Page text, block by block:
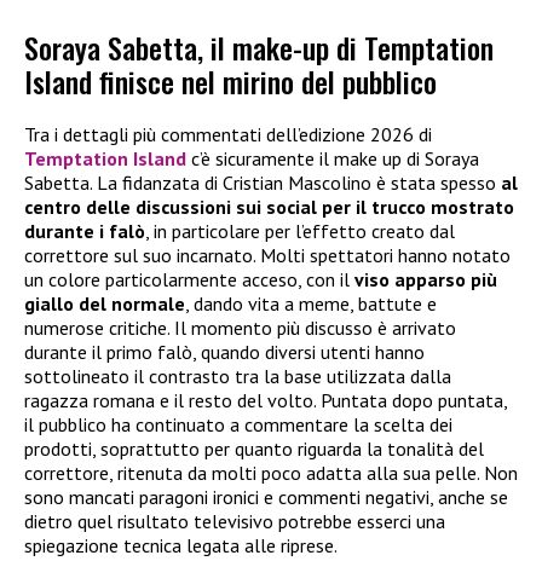
Soraya Sabetta, il make-up di Temptation
Island finisce nel mirino del pubblico
Tra i dettagli più commentati dell’edizione 2026 di
Temptation Island c’è sicuramente il make up di Soraya
Sabetta. La fidanzata di Cristian Mascolino è stata spesso al
centro delle discussioni sui social per il trucco mostrato
durante i falò, in particolare per l’effetto creato dal
correttore sul suo incarnato. Molti spettatori hanno notato
un colore particolarmente acceso, con il viso apparso più
giallo del normale, dando vita a meme, battute e
numerose critiche. Il momento più discusso è arrivato
durante il primo falò, quando diversi utenti hanno
sottolineato il contrasto tra la base utilizzata dalla
ragazza romana e il resto del volto. Puntata dopo puntata,
il pubblico ha continuato a commentare la scelta dei
prodotti, soprattutto per quanto riguarda la tonalità del
correttore, ritenuta da molti poco adatta alla sua pelle. Non
sono mancati paragoni ironici e commenti negativi, anche se
dietro quel risultato televisivo potrebbe esserci una
spiegazione tecnica legata alle riprese.